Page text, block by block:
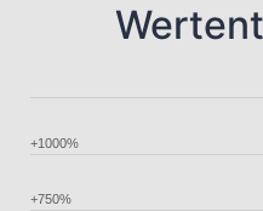
+750%
+1000%